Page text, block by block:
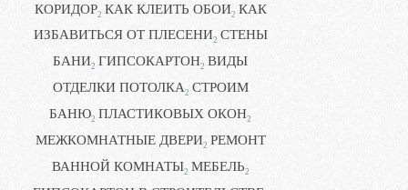
КОРИДОР2 КАК КЛЕИТЬ ОБОИ2 КАК
ИЗБАВИТЬСЯ ОТ ПЛЕСЕНИ2 СТЕНЫ
БАНИ2 ГИПСОКАРТОН2 ВИДЫ
ОТДЕЛКИ ПОТОЛКА2 СТРОИМ
БАНЮ2 ПЛАСТИКОВЫХ ОКОН2
МЕЖКОМНАТНЫЕ ДВЕРИ2 РЕМОНТ
ВАННОЙ КОМНАТЫ2 МЕБЕЛЬ2